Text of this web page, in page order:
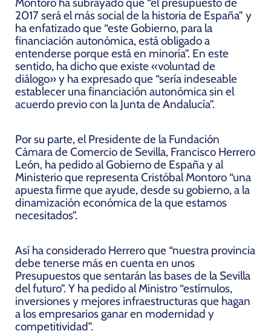
2017 será el más social de la historia de España” y
ha enfatizado que “este Gobierno, para la
financiación autonómica, está obligado a
entenderse porque está en minoría”. En este
sentido, ha dicho que existe «voluntad de
diálogo» y ha expresado que “sería indeseable
establecer una financiación autonómica sin el
acuerdo previo con la Junta de Andalucía”.
Por su parte, el Presidente de la Fundación
Cámara de Comercio de Sevilla, Francisco Herrero
León, ha pedido al Gobierno de España y al
Ministerio que representa Cristóbal Montoro “una
apuesta firmeque ayude, desde su gobierno, a la
dinamización económica de la que estamos
necesitados”.
Así ha considerado Herrero que “nuestra provincia
debe tenerse más en cuenta en unos
Presupuestos que sentarán las bases de la Sevilla
del futuro”. Y ha pedido al Ministro “estímulos,
inversiones y mejores infraestructuras que hagan
a los empresarios ganar en modernidad y
competitividad”.